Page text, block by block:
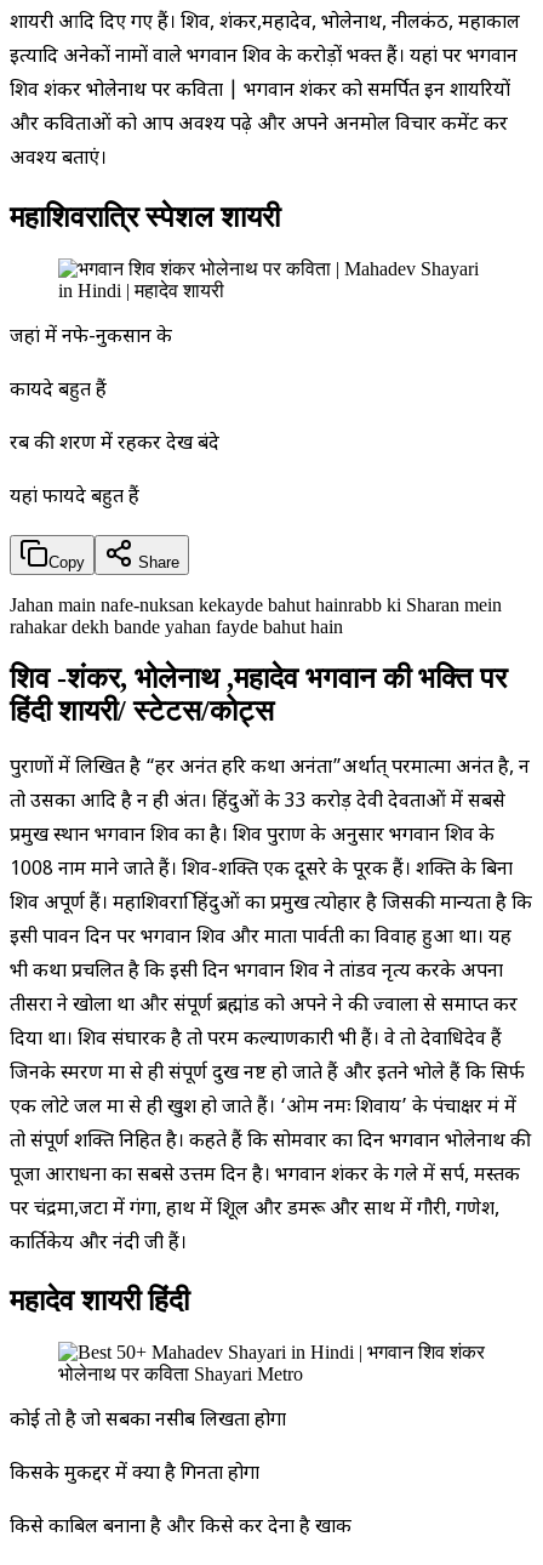
शायरी आदि दिए गए हैं। शिव, शंकर,महादेव, भोलेनाथ, नीलकंठ, महाकाल
इत्यादि अनेकों नामों वाले भगवान शिव के करोड़ों भक्त हैं। यहां पर भगवान
शिव शंकर भोलेनाथ पर कविता | भगवान शंकर को समर्पित इन शायरियों
और कविताओं को आप अवश्य पढ़े और अपने अनमोल विचार कमेंट कर
अवश्य बताएं।
महाशिवरात्रि स्पेशल शायरी
जहां में नफे-नुकसान के
कायदे बहुत हैं
रब की शरण में रहकर देख बंदे
यहां फायदे बहुत हैं
Copy Share
Jahan main nafe-nuksan kekayde bahut hainrabb ki Sharan mein
rahakar dekh bande yahan fayde bahut hain
शिव -शंकर, भोलेनाथ ,महादेव भगवान की भक्ति पर
हिंदी शायरी/ स्टेटस/कोट्स
पुराणों में लिखित है “हर अनंत हरि कथा अनंता”अर्थात् परमात्मा अनंत है, न
तो उसका आदि है न ही अंत। हिंदुओं के 33 करोड़ देवी देवताओं में सबसे
प्रमुख स्थान भगवान शिव का है। शिव पुराण के अनुसार भगवान शिव के
1008 नाम माने जाते हैं। शिव-शक्ति एक दूसरे के पूरक हैं। शक्ति के बिना
शिव अपूर्ण हैं। महाशिवरात्रि हिंदुओं का प्रमुख त्योहार है जिसकी मान्यता है कि
इसी पावन दिन पर भगवान शिव और माता पार्वती का विवाह हुआ था। यह
भी कथा प्रचलित है कि इसी दिन भगवान शिव ने तांडव नृत्य करके अपना
तीसरा नेत्र खोला था और संपूर्ण ब्रह्मांड को अपने नेत्र की ज्वाला से समाप्त कर
दिया था। शिव संघारक है तो परम कल्याणकारी भी हैं। वे तो देवाधिदेव ‌हैं
जिनके स्मरण मात्र से ही संपूर्ण दुख नष्ट हो जाते हैं और इतने भोले हैं कि सिर्फ
एक लोटे जल मात्र से ही खुश हो जाते हैं। ‘ओम नमः शिवाय’ के पंचाक्षर मंत्र में
तो संपूर्ण शक्ति निहित है। कहते हैं कि सोमवार का दिन भगवान भोलेनाथ की
पूजा आराधना का सबसे उत्तम दिन है। भगवान शंकर के गले में सर्प, मस्तक
पर चंद्रमा,जटा में गंगा, हाथ में त्रिशूल और डमरू और साथ में गौरी, गणेश,
कार्तिकेय और नंदी जी हैं।
महादेव शायरी हिंदी
कोई तो है जो सबका नसीब लिखता होगा
किसके मुकद्दर में क्या है गिनता होगा
किसे काबिल बनाना है और किसे कर देना है खाक